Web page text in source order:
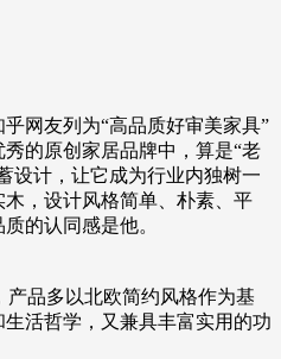
网友列为“高品质好审美家具”
的原创家居品牌中，算是“老
设计，让它成为行业内独树一
，设计风格简单、朴素、平
的认同感是他。
产品多以北欧简约风格作为基
活哲学，又兼具丰富实用的功